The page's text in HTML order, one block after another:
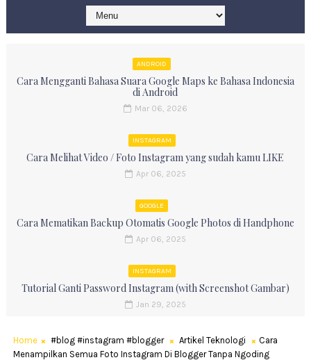
ANDROID
Cara Mengganti Bahasa Suara Google Maps ke Bahasa Indonesia
di Android
Mar 06, 2026
INSTAGRAM
Cara Melihat Video / Foto Instagram yang sudah kamu LIKE
Apr 06, 2025
GOOGLE
Cara Mematikan Backup Otomatis Google Photos di Handphone
Apr 06, 2025
INSTAGRAM
Tutorial Ganti Password Instagram (with Screenshot Gambar)
Jan 29, 2025
Home #blog #instagram #blogger Artikel Teknologi
Cara
Menampilkan Semua Foto Instagram Di Blogger Tanpa Ngoding